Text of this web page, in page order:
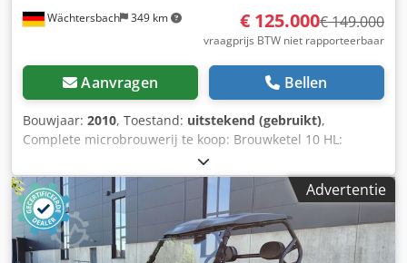
Wächtersbach 349 km € 125.000€ 149.000
vraagprijs BTW niet rapporteerbaar
Aanvragen Bellen
Bouwjaar: 2010, Toestand: uitstekend (gebruikt),
Complete microbrouwerij te koop: Brouwketel 10 HL:
Hoogwaardige Schulz brouwketel, dubbelwandig met
chocoladeproces, lauter tun en whirlpool, compleet
leidingwerk, slangen. Automatisch maischsysteem met
schakelkasten, regeling voor warmwaterverwarming,
moutmolen, kleine apparatuur. Gistingskelder: Wortkoeler,
ijswatertank, 5 open gisttanks 10 HL, 5 opslagtanks 20 HL, 3
Advertentie